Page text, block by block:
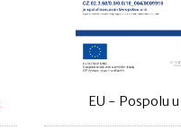
EU - Pospolu